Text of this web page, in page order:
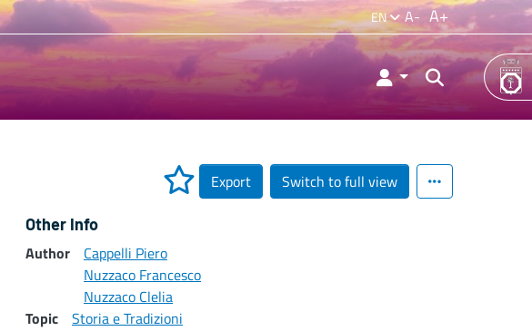
EN A- A+
Export Switch to full view
Other Info
Author
Cappelli Piero
Nuzzaco Francesco
Nuzzaco Clelia
Topic
Storia e Tradizioni